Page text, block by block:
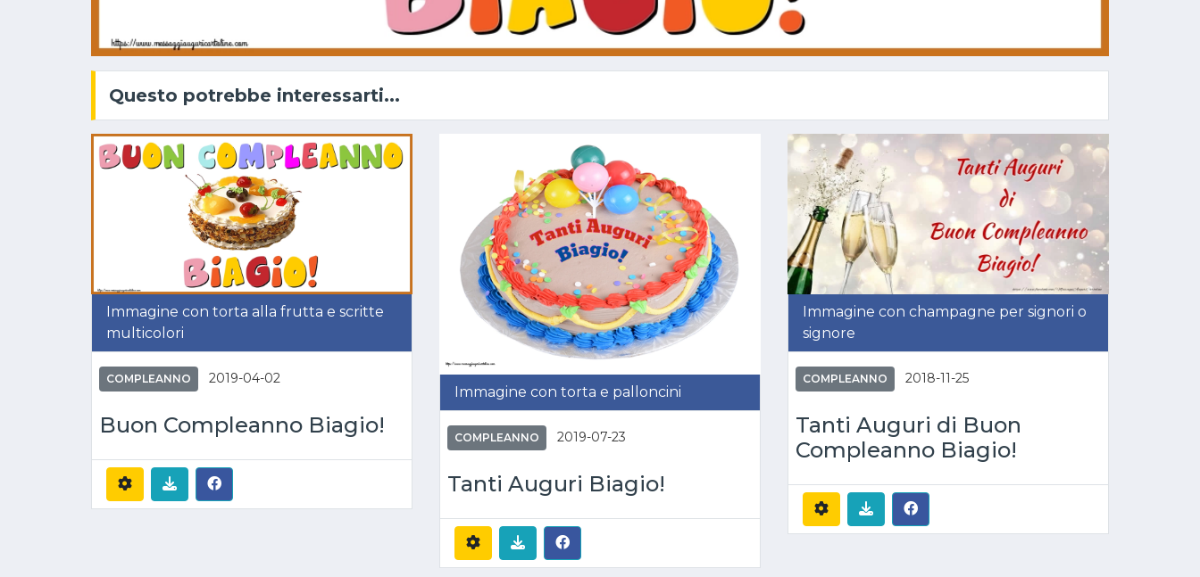
Questo potrebbe interessarti...
Immagine con torta alla frutta e scritte
multicolori
COMPLEANNO 2019-04-02
Buon Compleanno Biagio!
Immagine con torta e palloncini
COMPLEANNO 2019-07-23
Tanti Auguri Biagio!
Immagine con champagne per signori o
signore
COMPLEANNO 2018-11-25
Tanti Auguri di Buon
Compleanno Biagio!